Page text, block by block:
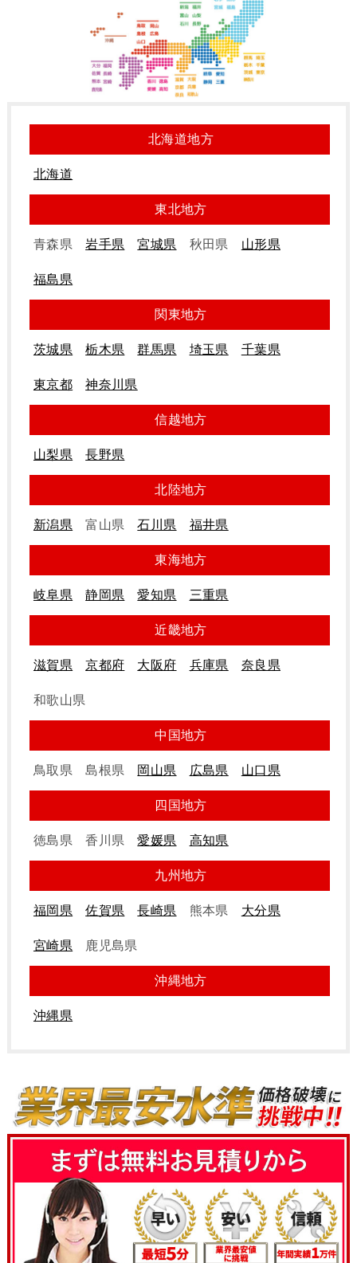
北海道地方
北海道
東北地方
青森県 岩手県 宮城県 秋田県 山形県
福島県
関東地方
茨城県 栃木県 群馬県 埼玉県 千葉県
東京都 神奈川県
信越地方
山梨県 長野県
北陸地方
新潟県 富山県 石川県 福井県
東海地方
岐阜県 静岡県 愛知県 三重県
近畿地方
滋賀県 京都府 大阪府 兵庫県 奈良県
和歌山県
中国地方
鳥取県 島根県 岡山県 広島県 山口県
四国地方
徳島県 香川県 愛媛県 高知県
九州地方
福岡県 佐賀県 長崎県 熊本県 大分県
宮崎県 鹿児島県
沖縄地方
沖縄県